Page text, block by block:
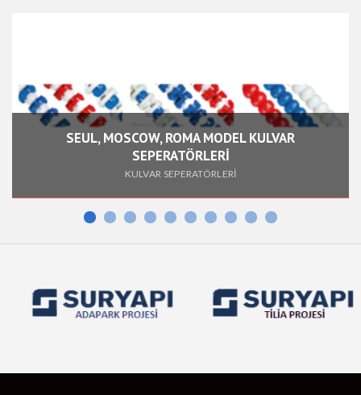
SEUL, MOSCOW, ROMA MODEL KULVAR
SEPERATÖRLERİ
KULVAR SEPERATÖRLERİ